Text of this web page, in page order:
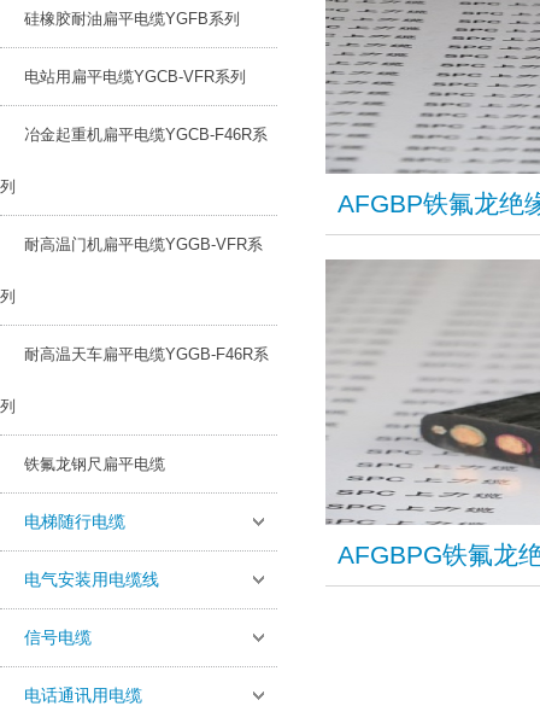
硅橡胶耐油扁平电缆YGFB系列
电站用扁平电缆YGCB-VFR系列
冶金起重机扁平电缆YGCB-F46R系
列
耐高温门机扁平电缆YGGB-VFR系
列
耐高温天车扁平电缆YGGB-F46R系
列
铁氟龙钢尺扁平电缆
电梯随行电缆
电气安装用电缆线
信号电缆
电话通讯用电缆
AFGBP铁氟龙绝
AFGBPG铁氟龙